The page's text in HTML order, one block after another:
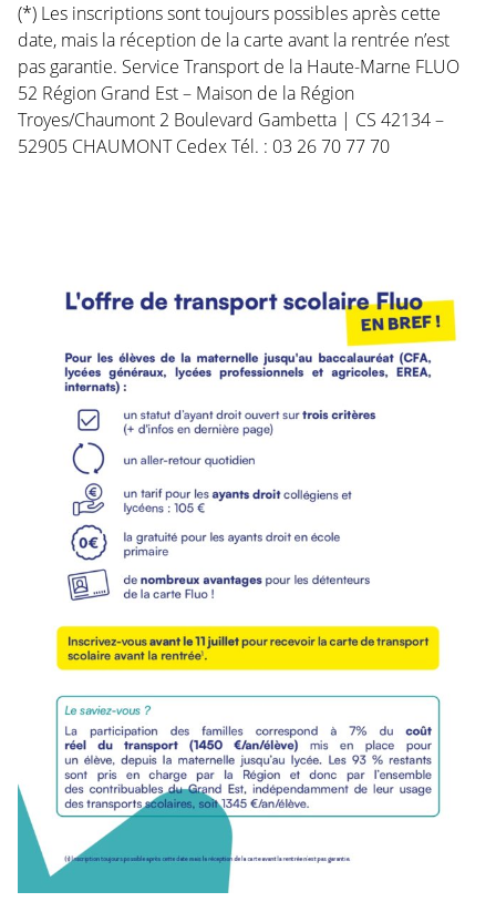
(*) Les inscriptions sont toujours possibles après cette
date, mais la réception de la carte avant la rentrée n’est
pas garantie. Service Transport de la Haute-Marne FLUO
52 Région Grand Est – Maison de la Région
Troyes/Chaumont 2 Boulevard Gambetta | CS 42134 –
52905 CHAUMONT Cedex Tél. : 03 26 70 77 70